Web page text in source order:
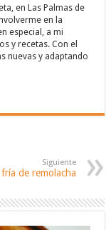
en Las Palmas de
en la
especial, a mi
y recetas. Con el
nuevas y adaptando
Siguiente
de remolacha